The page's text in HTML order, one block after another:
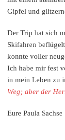
Gipfel und
Der Trip hat sich
Skifahren
konnte voller
Ich habe mir fest
in mein Leben zu
Weg; aber der
Eure Paula Sachse